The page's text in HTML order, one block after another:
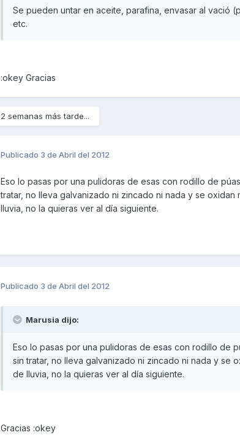
Se pueden untar en aceite, parafina, envasar al vació
etc.
:okey Gracias
2 semanas más tarde...
Publicado 3 de Abril del 2012
Eso lo pasas por una pulidoras de esas con rodillo de
tratar, no lleva galvanizado ni zincado ni nada y se
lluvia, no la quieras ver al día siguiente.
Publicado 3 de Abril del 2012
Marusia dijo:
Eso lo pasas por una pulidoras de esas con rodillo de
sin tratar, no lleva galvanizado ni zincado ni nada y se
de lluvia, no la quieras ver al día siguiente.
Gracias :okey